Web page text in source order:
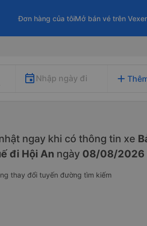
Đơn hàng của tôiMở bán vé trên
Nhập ngày đi add
ngay khi có thông tin xe
đi Hội An ngày 08/08/2026
thay đổi tuyến đường tìm kiếm